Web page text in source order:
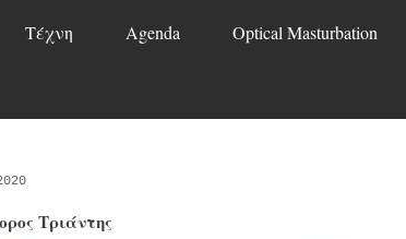
Τέχνη Agenda Optical Masturbation
Τριάντης